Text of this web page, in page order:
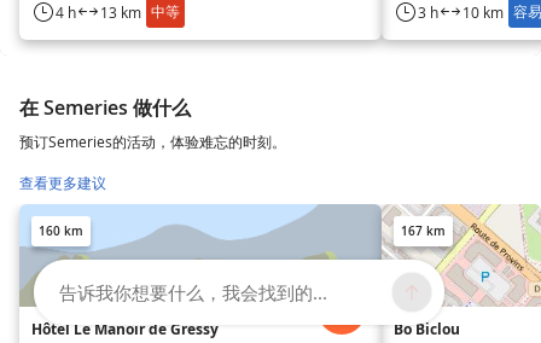
4 h 13 km 中等 3 h 10 km 容易
在 Semeries 做什么
预订Semeries的活动，体验难忘的时刻。
查看更多建议
160 km
Hôtel Le Manoir de Gressy
167 km
Bo Biclou
告诉我你想要什么，我会找到的...